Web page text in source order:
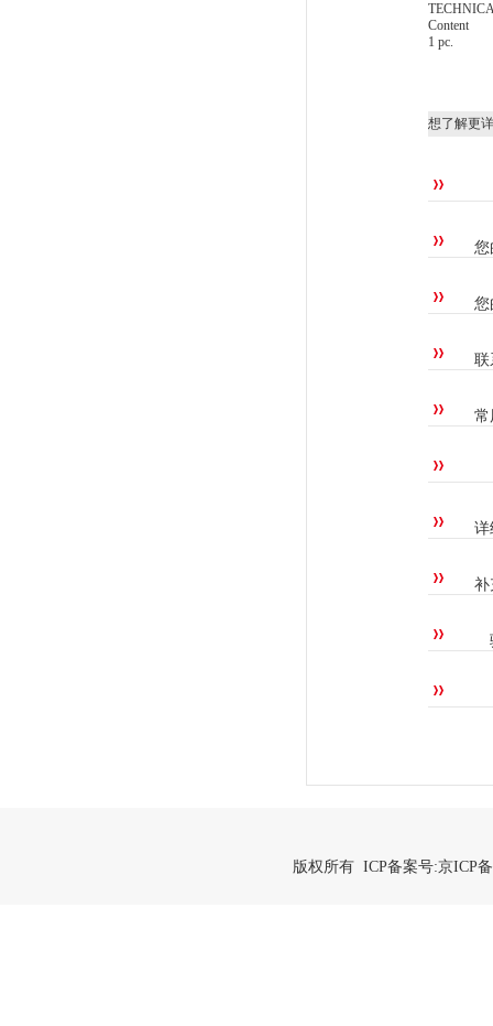
Content
1 pc.
想了解更
您
您
联
常
详
补
版权所有 ICP备案号:京ICP